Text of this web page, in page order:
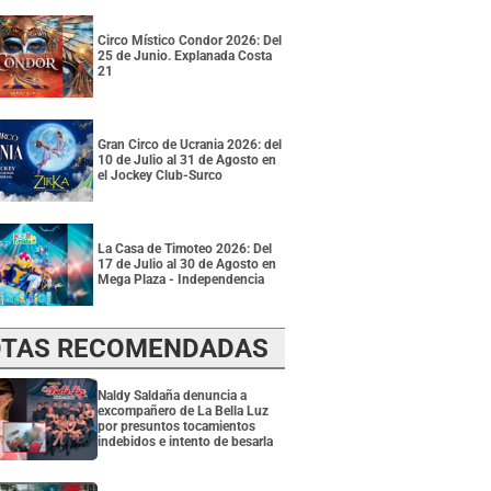
Circo Místico Condor 2026: Del
25 de Junio. Explanada Costa
21
Gran Circo de Ucrania 2026: del
10 de Julio al 31 de Agosto en
el Jockey Club-Surco
La Casa de Timoteo 2026: Del
17 de Julio al 30 de Agosto en
Mega Plaza - Independencia
RECOMENDADAS
Naldy Saldaña denuncia a
excompañero de La Bella Luz
por presuntos tocamientos
indebidos e intento de besarla